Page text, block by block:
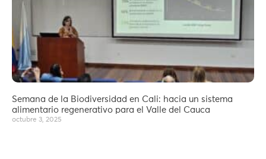
Semana de la Biodiversidad en Cali: hacia un sistema
alimentario regenerativo para el Valle del Cauca
octubre 3, 2025